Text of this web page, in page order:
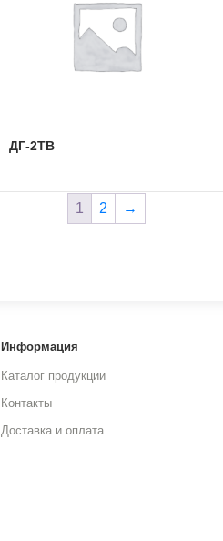
ДГ-2ТВ
1 2 →
Информация
Каталог продукции
Контакты
Доставка и оплата